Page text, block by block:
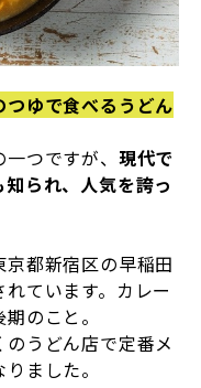
つゆで食べるうどん
つですが、 現代で
られ、人気を誇っ
都新宿区の早稲田
ています。カレー
のこと。
うどん店で定番メ
ました。